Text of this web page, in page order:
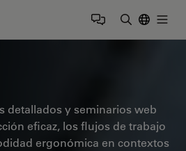
detallados y seminarios web
eficaz, los flujos de trabajo
ergonómica en contextos